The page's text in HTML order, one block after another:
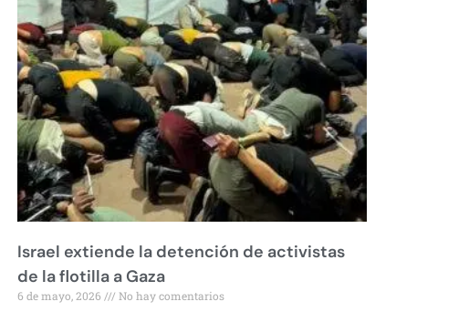
Israel extiende la detención de activistas
de la flotilla a Gaza
6 de mayo, 2026 No hay comentarios